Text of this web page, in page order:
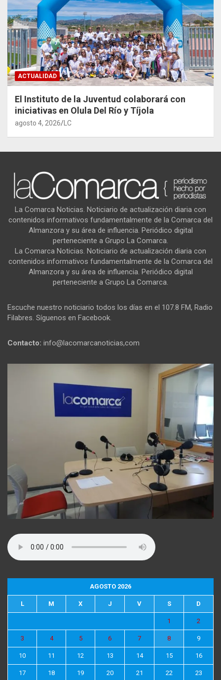
ACTUALIDAD
El Instituto de la Juventud colaborará con
iniciativas en Olula Del Río y Tíjola
agosto 4, 2026 LC
La Comarca Noticias. Noticiario de actualización diaria con
contenidos informativos fundamentalmente de la Comarca del
Almanzora y su área de influencia. Periódico digital
perteneciente a Grupo La Comarca.
La Comarca Noticias. Noticiario de actualización diaria con
contenidos informativos fundamentalmente de la Comarca del
Almanzora y su área de influencia. Periódico digital
perteneciente a Grupo La Comarca.
Escuche nuestro noticiario todos los días en el 107.8 FM, Radio
Filabres. Síguenos en Facebook.
Contacto: info@lacomarcanoticias,com
AGOSTO 2026
L M X J V S D
1 2
3 4 5 6 7 8 9
10 11 12 13 14 15 16
17 18 19 20 21 22 23